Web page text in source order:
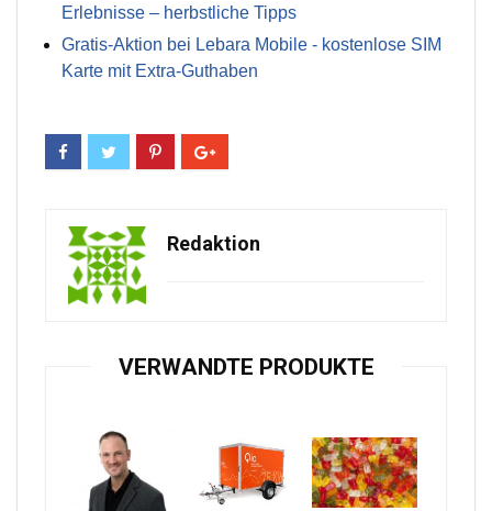
Erlebnisse – herbstliche Tipps
Gratis-Aktion bei Lebara Mobile - kostenlose SIM
Karte mit Extra-Guthaben
Redaktion
VERWANDTE PRODUKTE